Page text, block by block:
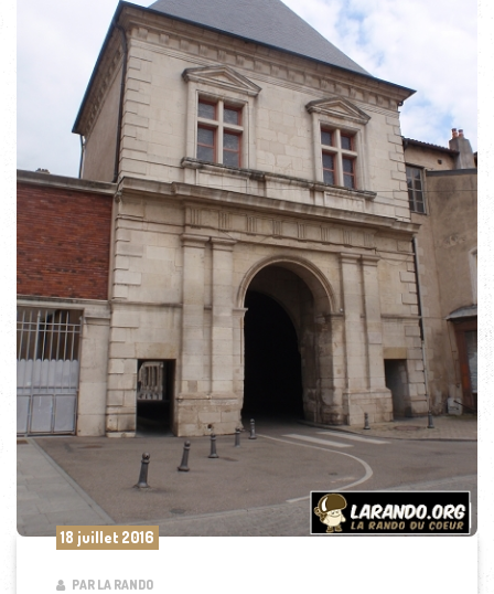
18 juillet 2016
PAR LA RANDO